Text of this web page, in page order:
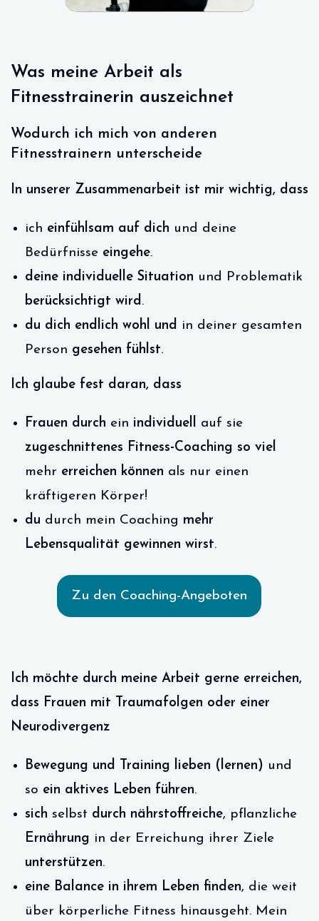
Was meine Arbeit als
Fitnesstrainerin auszeichnet
Wodurch ich mich von anderen
Fitnesstrainern unterscheide
In unserer Zusammenarbeit ist mir wichtig, dass
ich einfühlsam auf dich und deine
Bedürfnisse eingehe.
deine individuelle Situation und Problematik
berücksichtigt wird.
du dich endlich wohl und in deiner gesamten
Person gesehen fühlst.
Ich glaube fest daran, dass
Frauen durch ein individuell auf sie
zugeschnittenes Fitness-Coaching so viel
mehr erreichen können als nur einen
kräftigeren Körper!
du durch mein Coaching mehr
Lebensqualität gewinnen wirst.
Zu den Coaching-Angeboten
Ich möchte durch meine Arbeit gerne erreichen,
dass Frauen mit Traumafolgen oder einer
Neurodivergenz
Bewegung und Training lieben (lernen) und
so ein aktives Leben führen.
sich selbst durch nährstoffreiche, pflanzliche
Ernährung in der Erreichung ihrer Ziele
unterstützen.
eine Balance in ihrem Leben finden, die weit
über körperliche Fitness hinausgeht. Mein